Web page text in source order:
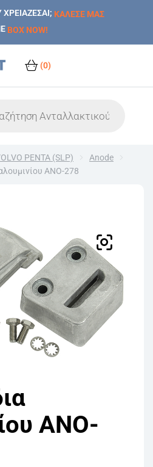
ΚΑΛΕΣΕ ΜΑΣ
BOX NOW!
(0)
PENTA (SLP)
Anode
ANO-278
ANO-